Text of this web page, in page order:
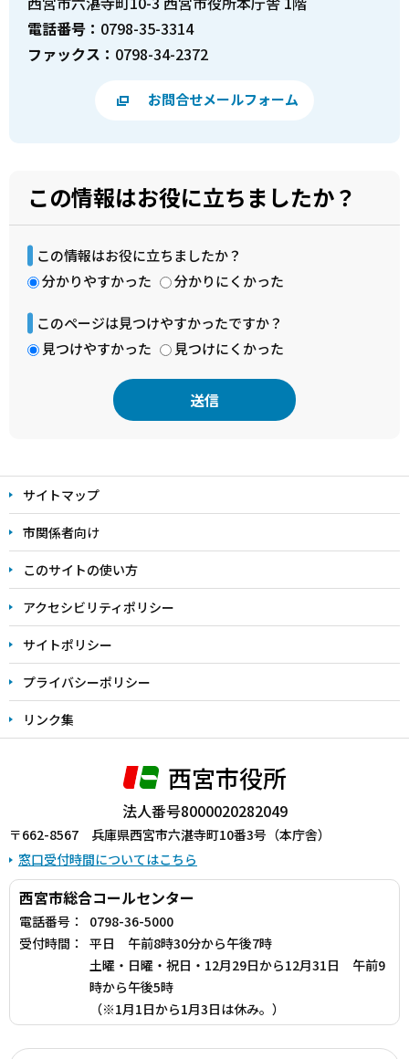
電話番号： 0798-35-3314
ファックス： 0798-34-2372
お問合せメールフォーム
この情報はお役に立ちましたか？
この情報はお役に立ちましたか？
分かりやすかった
分かりにくかった
このページは見つけやすかったですか？
見つけやすかった
見つけにくかった
文
こ
こ
ま
で
サイトマップ
市関係者向け
このサイトの使い方
アクセシビリティポリシー
サイトポリシー
プライバシーポリシー
リンク集
西宮市役所
法人番号8000020282049
〒662-8567 兵庫県西宮市六湛寺町10番3号（本庁舎）
窓口受付時間についてはこちら
西宮市総合コールセンター
電話番号：
0798-36-5000
受付時間：
平日 午前8時30分から午後7時
土曜・日曜・祝日・12月29日から12月31日 午前9
時から午後5時
（※1月1日から1月3日は休み。）